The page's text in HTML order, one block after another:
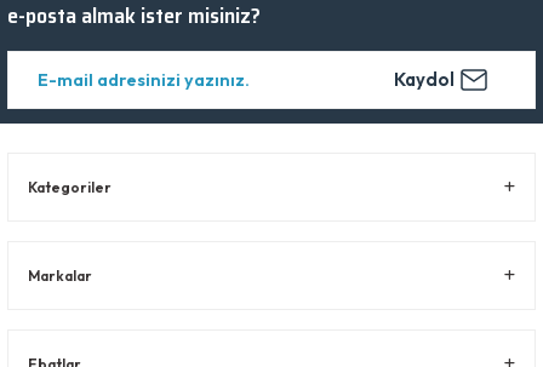
e-posta almak ister misiniz?
Kaydol
Kategoriler
Markalar